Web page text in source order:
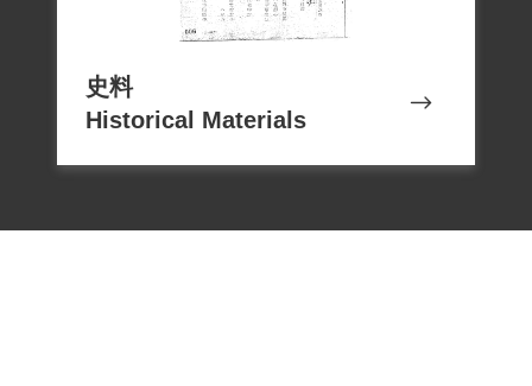
史料
Historical Materials